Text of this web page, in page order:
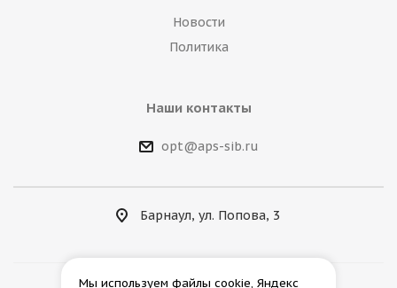
Новости
Политика
Наши контакты
opt@aps-sib.ru
Барнаул, ул. Попова, 3
Мы используем файлы cookie, Яндекс